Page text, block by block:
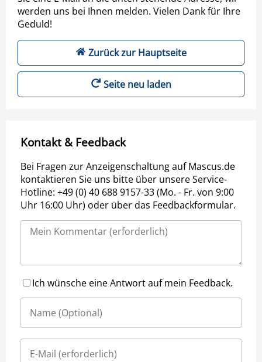
werden uns bei Ihnen melden. Vielen Dank für Ihre
Geduld!
Zurück zur Hauptseite
Seite neu laden
Kontakt & Feedback
Bei Fragen zur Anzeigenschaltung auf Mascus.de
kontaktieren Sie uns bitte über unsere Service-
Hotline: +49 (0) 40 688 9157-33 (Mo. - Fr. von 9:00
Uhr 16:00 Uhr) oder über das Feedbackformular.
Ich wünsche eine Antwort auf mein Feedback.